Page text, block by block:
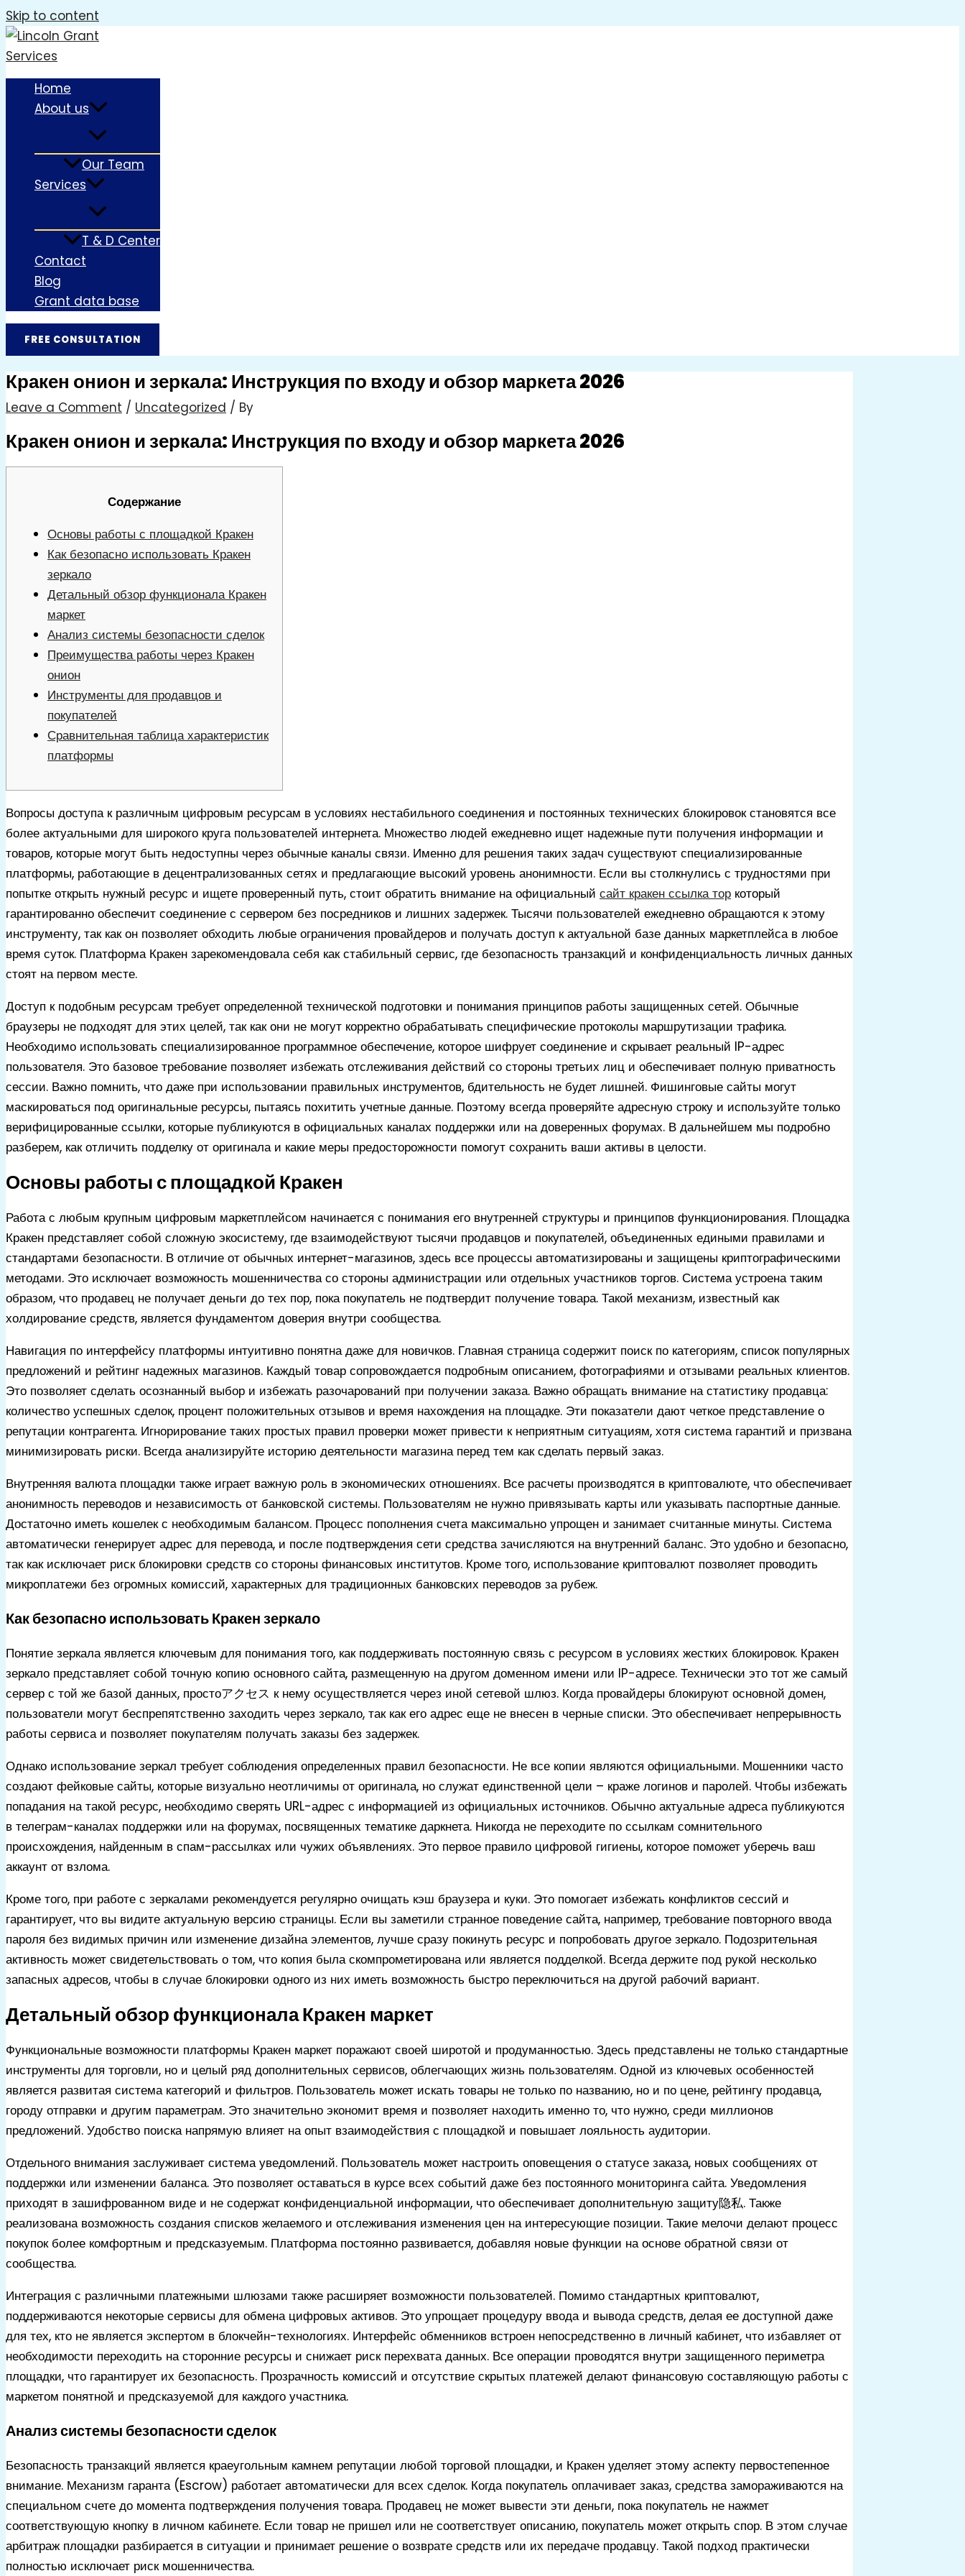
Skip to content
Home
About us
Our Team
Services
T & D Center
Contact
Blog
Grant data base
FREE CONSULTATION
Кракен онион и зеркала: Инструкция по входу и обзор маркета 2026
Leave a Comment / Uncategorized / By
Кракен онион и зеркала: Инструкция по входу и обзор маркета 2026
Содержание
Основы работы с площадкой Кракен
Как безопасно использовать Кракен
зеркало
Детальный обзор функционала Кракен
маркет
Анализ системы безопасности сделок
Преимущества работы через Кракен
онион
Инструменты для продавцов и
покупателей
Сравнительная таблица характеристик
платформы
Вопросы доступа к различным цифровым ресурсам в условиях нестабильного соединения и постоянных технических блокировок становятся все
более актуальными для широкого круга пользователей интернета. Множество людей ежедневно ищет надежные пути получения информации и
товаров, которые могут быть недоступны через обычные каналы связи. Именно для решения таких задач существуют специализированные
платформы, работающие в децентрализованных сетях и предлагающие высокий уровень анонимности. Если вы столкнулись с трудностями при
попытке открыть нужный ресурс и ищете проверенный путь, стоит обратить внимание на официальный сайт кракен ссылка тор который
гарантированно обеспечит соединение с сервером без посредников и лишних задержек. Тысячи пользователей ежедневно обращаются к этому
инструменту, так как он позволяет обходить любые ограничения провайдеров и получать доступ к актуальной базе данных маркетплейса в любое
время суток. Платформа Кракен зарекомендовала себя как стабильный сервис, где безопасность транзакций и конфиденциальность личных данных
стоят на первом месте.
Доступ к подобным ресурсам требует определенной технической подготовки и понимания принципов работы защищенных сетей. Обычные
браузеры не подходят для этих целей, так как они не могут корректно обрабатывать специфические протоколы маршрутизации трафика.
Необходимо использовать специализированное программное обеспечение, которое шифрует соединение и скрывает реальный IP-адрес
пользователя. Это базовое требование позволяет избежать отслеживания действий со стороны третьих лиц и обеспечивает полную приватность
сессии. Важно помнить, что даже при использовании правильных инструментов, бдительность не будет лишней. Фишинговые сайты могут
маскироваться под оригинальные ресурсы, пытаясь похитить учетные данные. Поэтому всегда проверяйте адресную строку и используйте только
верифицированные ссылки, которые публикуются в официальных каналах поддержки или на доверенных форумах. В дальнейшем мы подробно
разберем, как отличить подделку от оригинала и какие меры предосторожности помогут сохранить ваши активы в целости.
Основы работы с площадкой Кракен
Работа с любым крупным цифровым маркетплейсом начинается с понимания его внутренней структуры и принципов функционирования. Площадка
Кракен представляет собой сложную экосистему, где взаимодействуют тысячи продавцов и покупателей, объединенных едиными правилами и
стандартами безопасности. В отличие от обычных интернет-магазинов, здесь все процессы автоматизированы и защищены криптографическими
методами. Это исключает возможность мошенничества со стороны администрации или отдельных участников торгов. Система устроена таким
образом, что продавец не получает деньги до тех пор, пока покупатель не подтвердит получение товара. Такой механизм, известный как
холдирование средств, является фундаментом доверия внутри сообщества.
Навигация по интерфейсу платформы интуитивно понятна даже для новичков. Главная страница содержит поиск по категориям, список популярных
предложений и рейтинг надежных магазинов. Каждый товар сопровождается подробным описанием, фотографиями и отзывами реальных клиентов.
Это позволяет сделать осознанный выбор и избежать разочарований при получении заказа. Важно обращать внимание на статистику продавца:
количество успешных сделок, процент положительных отзывов и время нахождения на площадке. Эти показатели дают четкое представление о
репутации контрагента. Игнорирование таких простых правил проверки может привести к неприятным ситуациям, хотя система гарантий и призвана
минимизировать риски. Всегда анализируйте историю деятельности магазина перед тем как сделать первый заказ.
Внутренняя валюта площадки также играет важную роль в экономических отношениях. Все расчеты производятся в криптовалюте, что обеспечивает
анонимность переводов и независимость от банковской системы. Пользователям не нужно привязывать карты или указывать паспортные данные.
Достаточно иметь кошелек с необходимым балансом. Процесс пополнения счета максимально упрощен и занимает считанные минуты. Система
автоматически генерирует адрес для перевода, и после подтверждения сети средства зачисляются на внутренний баланс. Это удобно и безопасно,
так как исключает риск блокировки средств со стороны финансовых институтов. Кроме того, использование криптовалют позволяет проводить
микроплатежи без огромных комиссий, характерных для традиционных банковских переводов за рубеж.
Как безопасно использовать Кракен зеркало
Понятие зеркала является ключевым для понимания того, как поддерживать постоянную связь с ресурсом в условиях жестких блокировок. Кракен
зеркало представляет собой точную копию основного сайта, размещенную на другом доменном имени или IP-адресе. Технически это тот же самый
сервер с той же базой данных, простоアクセス к нему осуществляется через иной сетевой шлюз. Когда провайдеры блокируют основной домен,
пользователи могут беспрепятственно заходить через зеркало, так как его адрес еще не внесен в черные списки. Это обеспечивает непрерывность
работы сервиса и позволяет покупателям получать заказы без задержек.
Однако использование зеркал требует соблюдения определенных правил безопасности. Не все копии являются официальными. Мошенники часто
создают фейковые сайты, которые визуально неотличимы от оригинала, но служат единственной цели – краже логинов и паролей. Чтобы избежать
попадания на такой ресурс, необходимо сверять URL-адрес с информацией из официальных источников. Обычно актуальные адреса публикуются
в телеграм-каналах поддержки или на форумах, посвященных тематике даркнета. Никогда не переходите по ссылкам сомнительного
происхождения, найденным в спам-рассылках или чужих объявлениях. Это первое правило цифровой гигиены, которое поможет уберечь ваш
аккаунт от взлома.
Кроме того, при работе с зеркалами рекомендуется регулярно очищать кэш браузера и куки. Это помогает избежать конфликтов сессий и
гарантирует, что вы видите актуальную версию страницы. Если вы заметили странное поведение сайта, например, требование повторного ввода
пароля без видимых причин или изменение дизайна элементов, лучше сразу покинуть ресурс и попробовать другое зеркало. Подозрительная
активность может свидетельствовать о том, что копия была скомпрометирована или является подделкой. Всегда держите под рукой несколько
запасных адресов, чтобы в случае блокировки одного из них иметь возможность быстро переключиться на другой рабочий вариант.
Детальный обзор функционала Кракен маркет
Функциональные возможности платформы Кракен маркет поражают своей широтой и продуманностью. Здесь представлены не только стандартные
инструменты для торговли, но и целый ряд дополнительных сервисов, облегчающих жизнь пользователям. Одной из ключевых особенностей
является развитая система категорий и фильтров. Пользователь может искать товары не только по названию, но и по цене, рейтингу продавца,
городу отправки и другим параметрам. Это значительно экономит время и позволяет находить именно то, что нужно, среди миллионов
предложений. Удобство поиска напрямую влияет на опыт взаимодействия с площадкой и повышает лояльность аудитории.
Отдельного внимания заслуживает система уведомлений. Пользователь может настроить оповещения о статусе заказа, новых сообщениях от
поддержки или изменении баланса. Это позволяет оставаться в курсе всех событий даже без постоянного мониторинга сайта. Уведомления
приходят в зашифрованном виде и не содержат конфиденциальной информации, что обеспечивает дополнительную защиту隐私. Также
реализована возможность создания списков желаемого и отслеживания изменения цен на интересующие позиции. Такие мелочи делают процесс
покупок более комфортным и предсказуемым. Платформа постоянно развивается, добавляя новые функции на основе обратной связи от
сообщества.
Интеграция с различными платежными шлюзами также расширяет возможности пользователей. Помимо стандартных криптовалют,
поддерживаются некоторые сервисы для обмена цифровых активов. Это упрощает процедуру ввода и вывода средств, делая ее доступной даже
для тех, кто не является экспертом в блокчейн-технологиях. Интерфейс обменников встроен непосредственно в личный кабинет, что избавляет от
необходимости переходить на сторонние ресурсы и снижает риск перехвата данных. Все операции проводятся внутри защищенного периметра
площадки, что гарантирует их безопасность. Прозрачность комиссий и отсутствие скрытых платежей делают финансовую составляющую работы с
маркетом понятной и предсказуемой для каждого участника.
Анализ системы безопасности сделок
Безопасность транзакций является краеугольным камнем репутации любой торговой площадки, и Кракен уделяет этому аспекту первостепенное
внимание. Механизм гаранта (Escrow) работает автоматически для всех сделок. Когда покупатель оплачивает заказ, средства замораживаются на
специальном счете до момента подтверждения получения товара. Продавец не может вывести эти деньги, пока покупатель не нажмет
соответствующую кнопку в личном кабинете. Если товар не пришел или не соответствует описанию, покупатель может открыть спор. В этом случае
арбитраж площадки разбирается в ситуации и принимает решение о возврате средств или их передаче продавцу. Такой подход практически
полностью исключает риск мошенничества.